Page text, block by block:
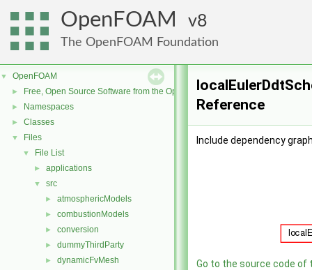
OpenFOAM 8
The OpenFOAM Foundation
▼ OpenFOAM
► Free, Open Source Software from the OpenFOAM Foundation
► Namespaces
► Classes
▼ Files
▼ File List
► applications
▼ src
► atmosphericModels
► combustionModels
► conversion
► dummyThirdParty
► dynamicFvMesh
Reference
Include dependency
Go to the source code of